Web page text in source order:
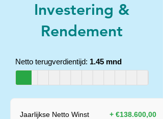
Investering &
Rendement
Netto terugverdientijd: 1.45 mnd
Jaarlijkse Netto Winst + €138.600,00